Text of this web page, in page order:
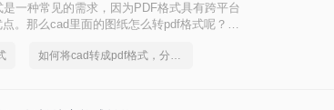
一种常见的需求，因为PDF格式具有跨平台
。那么cad里面的图纸怎么转pdf格式呢？本
如何将cad转成pdf格式，分享一种简单的方法